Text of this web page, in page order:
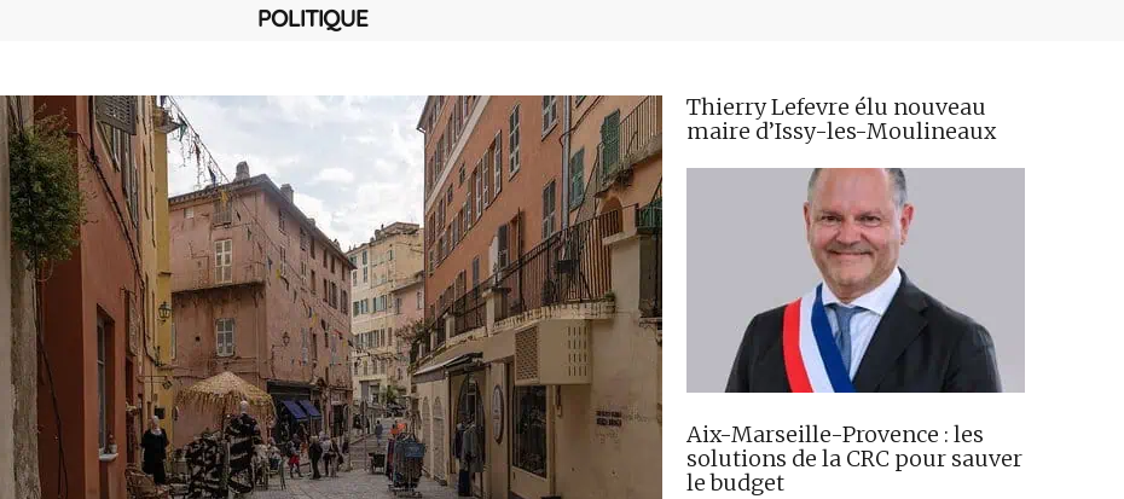
POLITIQUE
Thierry Lefevre élu nouveau
maire d’Issy-les-Moulineaux
Aix-Marseille-Provence : les
solutions de la CRC pour sauver
le budget